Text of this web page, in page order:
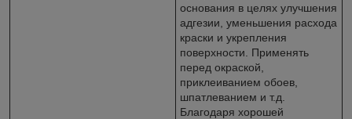
основания в целях улучшения
адгезии, уменьшения расхода
краски и укрепления
поверхности. Применять
перед окраской,
приклеиванием обоев,
шпатлеванием и т.д.
Благодаря хорошей